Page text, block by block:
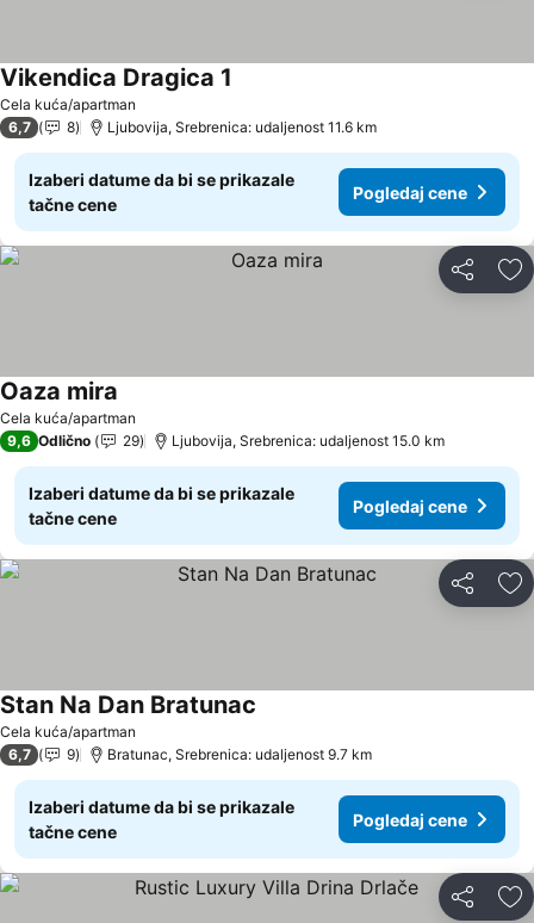
Cela kuća/apartman
Vikendica Dragica 1
6,7 8 Ljubovija, Srebrenica: udaljenost 11.6 km
Izaberi datume da bi se prikazale
tačne cene
Pogledaj cene
Deli
Cela kuća/apartman
Oaza mira
9,6 Odlično 29 Ljubovija, Srebrenica: udaljenost 15.0 km
Izaberi datume da bi se prikazale
tačne cene
Pogledaj cene
Deli
Cela kuća/apartman
Stan Na Dan Bratunac
6,7 9 Bratunac, Srebrenica: udaljenost 9.7 km
Izaberi datume da bi se prikazale
tačne cene
Pogledaj cene
Deli